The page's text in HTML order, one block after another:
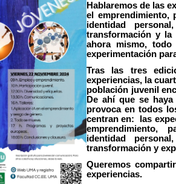
Hablaremos de las
el emprendimiento,
identidad
transformación y la
ahora mismo,
experimentación
Tras las tres
experiencias, la
población juvenil
De ahí que se
provoca en todos
centran en: las
emprendimiento,
identidad
transformación y
Queremos
experiencias.